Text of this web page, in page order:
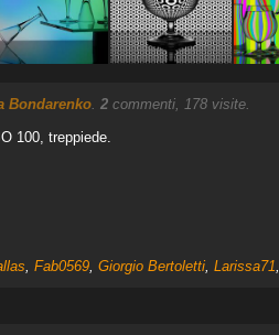
Bondarenko. 2commenti, 178 visite.
100, treppiede.
, Fab0569, Giorgio Bertoletti, Larissa71,